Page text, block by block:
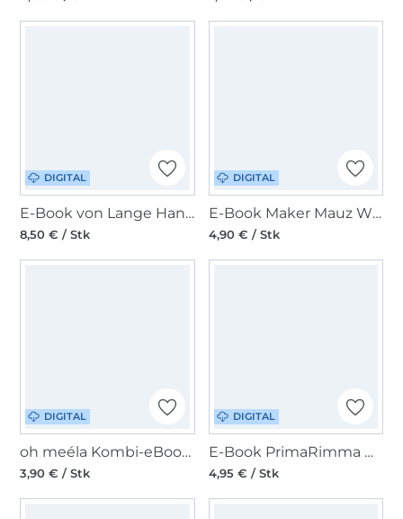
DIGITAL
E-Book von Lange Hand Wal-Tasche
8,50 € / Stk
DIGITAL
E-Book Maker Mauz Wickeltasche Mia
4,90 € / Stk
DIGITAL
oh meéla Kombi-eBook ohKristi Sweet
3,90 € / Stk
DIGITAL
E-Book PrimaRimma Wickeltuch Zuschnitt
4,95 € / Stk